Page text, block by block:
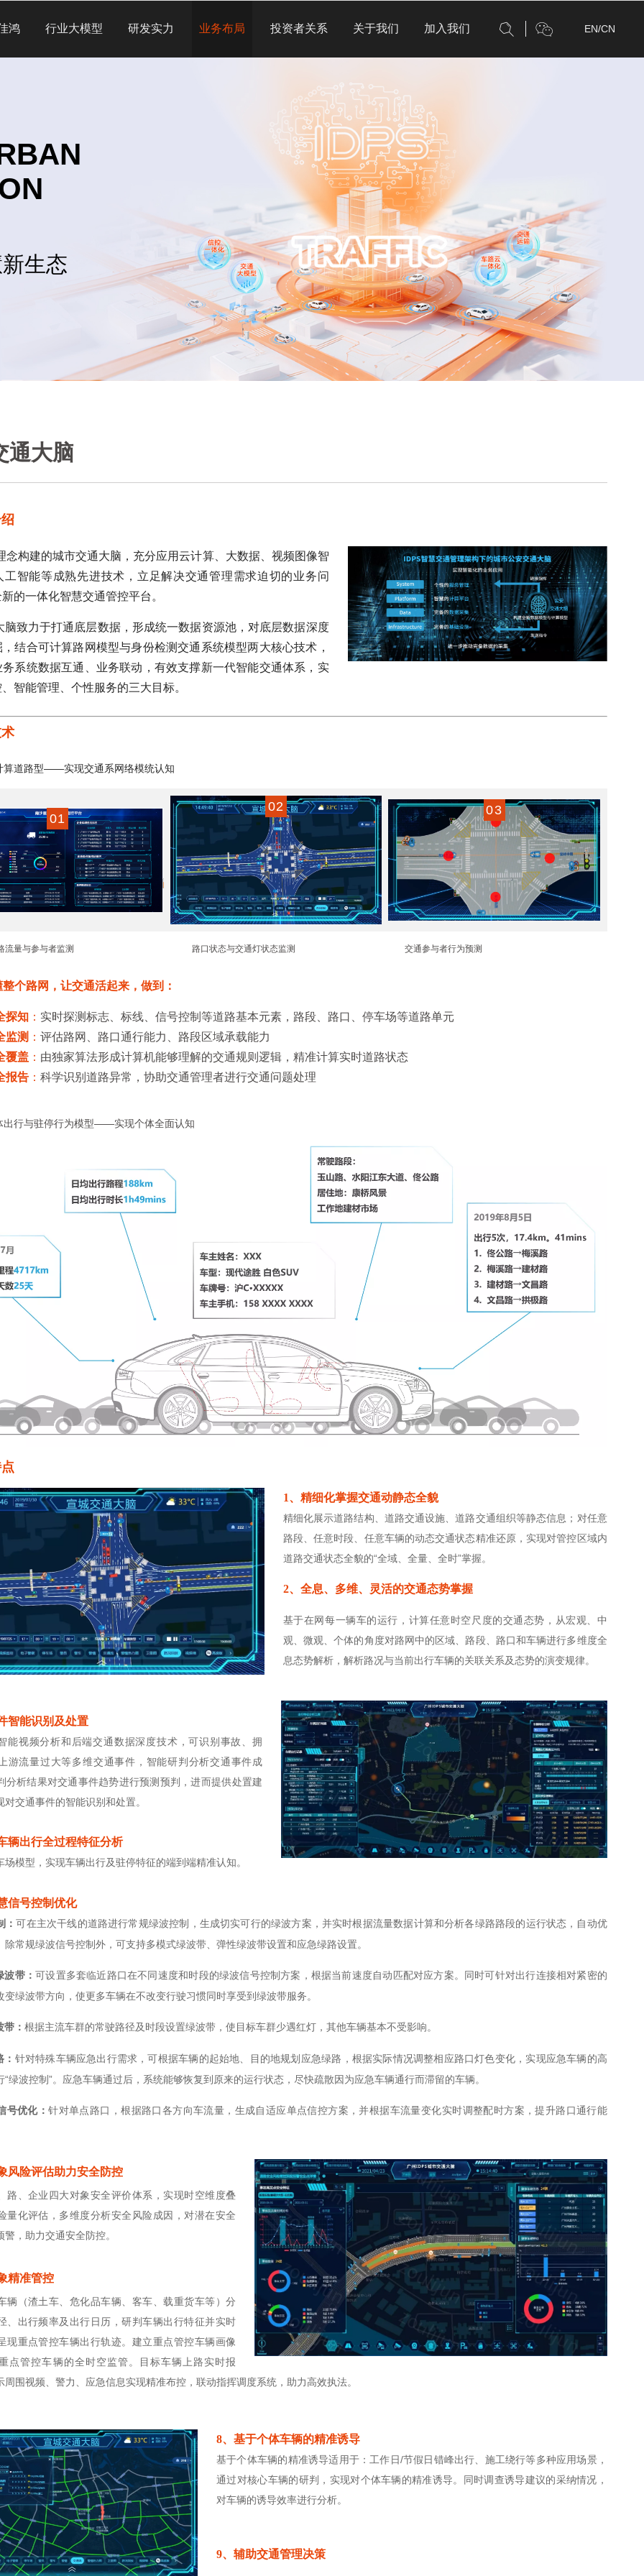
EN/CN
鸿 行业大模型 研发实力 业务布局 投资者关系 关于我们 加入我们
生态
通大脑
念构建的城市交通大脑，充分应用云计算、大数据、视频图像智
工智能等成熟先进技术，立足解决交通管理需求迫切的业务问
的一体化智慧交通管控平台。
脑致力于打通底层数据，形成统一数据资源池，对底层数据深度
结合可计算路网模型与身份检测交通系统模型两大核心技术，
系统数据互通、业务联动，有效支撑新一代智能交通体系，实
智能管理、个性服务的三大目标。
算道路型——实现交通系网络模统认知
01
02 03
流量与参与者监测 路口状态与交通灯状态监测 交通参与者行为预测
个路网，让交通活起来，做到：
探知 ： 实时探测标志、标线、信号控制等道路基本元素，路段、路口、停车场等道路单元
监测 ：评估路网、路口通行能力、路段区域承载能力
覆盖 ： 由独家算法形成计算机能够理解的交通规则逻辑，精准计算实时道路状态
报告 ：科学识别道路异常，协助交通管理者进行交通问题处理
出行与驻停行为模型——实现个体全面认知
1、精细化掌握交通动静态全貌
精细化展示道路结构、道路交通设施、道路交通组织等静态信息；对任意
路段、任意时段、任意车辆的动态交通状态精准还原，实现对管控区域内
道路交通状态全貌的“全域、全量、全时”掌握。
2、全息、多维、灵活的交通态势掌握
基于在网每一辆车的运行， 计算任意时空尺度的交通态势， 从宏观、中
观、微观、个体的角度对路网中的区域、路段、路口和车辆进行多维度全
息态势解析，解析路况与当前出行车辆的关联关系及态势的演变规律。
智能识别及处置
能视频分析和后端交通数据深度技术，可识别事故、拥
游流量过大等多维交通事件，智能研判分析交通事件成
分析结果对交通事件趋势进行预测预判，进而提供处置建
对交通事件的智能识别和处置。
辆出行全过程特征分析
场模型，实现车辆出行及驻停特征的端到端精准认知。
信号控制优化
：可在主次干线的道路进行常规绿波控制，生成切实可行的绿波方案，并实时根据流量数据计算和分析各绿路路段的运行状态，自动优
除常规绿波信号控制外，可支持多模式绿波带、弹性绿波带设置和应急绿路设置。
波带：可设置多套临近路口在不同速度和时段的绿波信号控制方案，根据当前速度自动 匹配对应方案。同时可针对出行连接相对紧密的
变绿波带方向，使更多车辆在不改变行驶习惯同时享受到绿波带服务。
带：根据主流车群的常驶路径及时段设置绿波带，使目标车群少遇红灯，其他车辆基本不受影响。
针对特殊车辆应急出行需求，可根据车辆的起始地、目的地规划应急绿路，根据实际情况调整相应路口灯色变化，实现应急车辆的高
“绿波控制”。应急车辆通过后，系统能够恢复到原来的运行状态，尽快疏散因为应急车辆通行而滞留的车辆。
号优化：针对单点路口，根据路口各方向车流量，生成自适应单点信控方案，并根据车流量变化实时调整配时方案，提升路口通行能
风险评估助力安全防控
路、企业四大对象安全评价体系，实现时空维度叠
量化评估，多维度分析安全风险成因，对潜在安全
警，助力交通安全防控。
精准管控
辆（渣土车、危化品车辆、客车、载重货车等）分
、出行频率及出行日历，研判车辆出行特征并实时
现重点管控车辆出行轨迹。建立重点管控车辆画像
点管控车辆的全时空监管。目标车辆上路实时报
周围视频、警力、应急信息实现精准布控，联动指挥调度系统，助力高效执法。
8、基于个体车辆的精准诱导
基于个体车辆的精准诱导适用于：工作日/节假日错峰出行、施工绕行等多种应用场景，
通过对核心车辆的研判，实现对个体车辆的精准诱导。同时调查诱导建议的采纳情况，
对车辆的诱导效率进行分析。
9、辅助交通管理决策